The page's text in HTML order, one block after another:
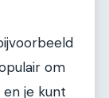
om
en je kunt